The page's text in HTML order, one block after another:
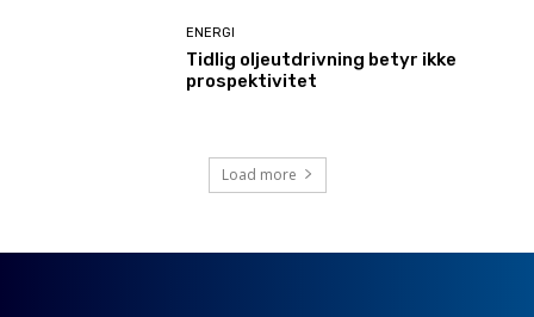
ENERGI
Tidlig oljeutdrivning betyr ikke
prospektivitet
Load more